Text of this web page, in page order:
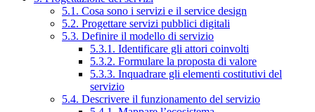
5.1. Cosa sono i servizi e il service design
5.2. Progettare servizi pubblici digitali
5.3. Definire il modello di servizio
5.3.1. Identificare gli attori coinvolti
5.3.2. Formulare la proposta di valore
5.3.3. Inquadrare gli elementi costitutivi del
servizio
5.4. Descrivere il funzionamento del servizio